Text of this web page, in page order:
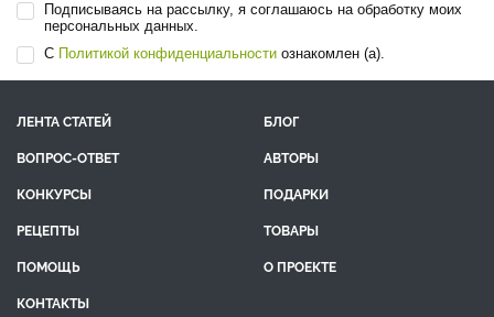
Подписываясь на рассылку, я соглашаюсь на обработку моих
персональных данных.
С Политикой конфиденциальности ознакомлен (а).
ЛЕНТА СТАТЕЙ
БЛОГ
ВОПРОС-ОТВЕТ
АВТОРЫ
КОНКУРСЫ
ПОДАРКИ
РЕЦЕПТЫ
ТОВАРЫ
ПОМОЩЬ
О ПРОЕКТЕ
КОНТАКТЫ